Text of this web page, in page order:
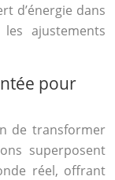
d’énergie dans
ajustements
pour
de transformer
superposent
réel, offrant